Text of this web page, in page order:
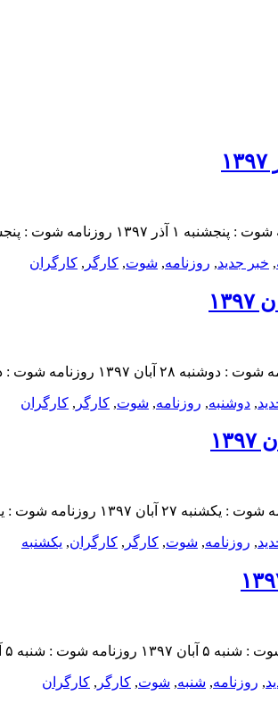
, خبر جدید, روزنامه, شوت, کارگر , کارگران
, دوشنبه, روزنامه, شوت, کارگر , کارگران
, روزنامه, شوت, کارگر , کارگران, یکشنبه‌
, روزنامه, شنبه, شوت, کارگر , کارگران